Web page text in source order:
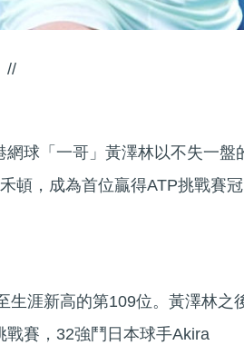
//
球「一哥」黃澤林以不失一盤
頓，成為首位贏得ATP挑戰賽冠
生涯新高的第109位。黃澤林之
賽，32強鬥日本球手Akira